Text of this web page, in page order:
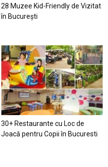
28 Muzee Kid-Friendly de Vizitat
în București
30+ Restaurante cu Loc de
Joacă pentru Copii în Bucuresti